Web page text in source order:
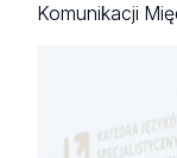
Komunikacji